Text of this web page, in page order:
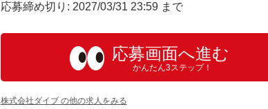
応募締め切り: 2027/03/31 23:59 まで
応募画面へ進む
かんたん3ステップ！
株式会社ダイブ の他の求人をみる